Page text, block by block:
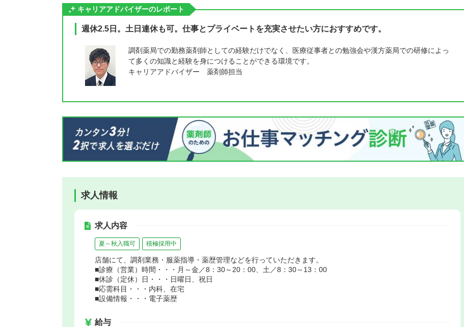
キャリアアドバイザーのレポート
週休2.5日。土日連休も可。仕事とプライベートを充実させたい方におすすめです。
調剤薬局での勤務薬剤師としての経験だけでなく、医療従事者との勉強会や漢方薬局での研修によっ
て多くの知識と経験を身につけることができる環境です。
キャリアアドバイザー 薬剤師担当
求人情報
求人内容
夏～秋入職可 積極採用中
店舗にて、調剤業務・服薬指導・薬歴管理などを行っていただきます。
■診療（営業）時間・・・月～金／8：30～20：00、土／8：30～13：00
■休診（定休）日・・・日曜日、祝日
■応需科目・・・内科、在宅
■設備情報・・・電子薬歴
給与